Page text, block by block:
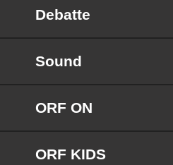
Debatte
Sound
ORF ON
ORF KIDS